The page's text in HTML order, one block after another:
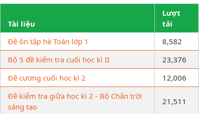
Tài liệu
Lượt
tải
Đề ôn tập hè Toán lớp 1
8,582
Bộ 5 đề kiểm tra cuối học kì II
23,376
Đề cương cuối học kì 2
12,006
Đề kiểm tra giữa học kì 2 - Bộ Chân trời
sáng tạo
21,511